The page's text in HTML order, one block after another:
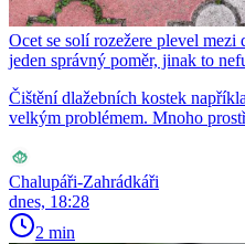
Ocet se solí rozežere plevel
jeden správný poměr, jinak to
Čištění dlažebních kostek
velkým problémem. Mnoho
Chalupáři-Zahrádkáři
dnes, 18:28
2 min